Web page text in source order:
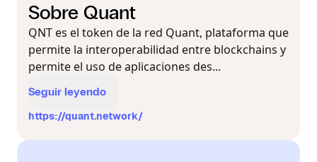
Sobre Quant
QNT es el token de la red Quant, plataforma que
permite la interoperabilidad entre blockchains y
permite el uso de aplicaciones des...
Seguir leyendo
https://quant.network/